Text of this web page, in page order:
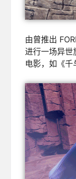
由曾推出
进行一场异
电影，如《千